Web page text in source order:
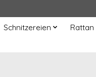
Schnitzereien Rattan